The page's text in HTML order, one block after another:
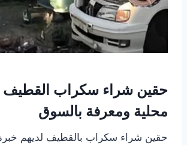
حقين شراء سكراب القطيف
محلية ومعرفة بالسوق
حقين شراء سكراب بالقطيف لديهم